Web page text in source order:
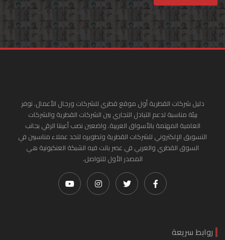
دليل شركات القطرية أول موقع قطري للشركات ورجال الأعمال. نوفر
بيئة مناسبة لدعم التبادل التجاري بين الشركات القطرية والشركات
العامية المهتمة بالأسواق العربية. واضعين نصب أعيننا الرقي بجانب
التسويق الإلكتروني للشركات القطرية وتطويره لتجد عملاء مناسبين في
السوق القطري والعربي في عصر باتت فيه الشبكة العنكبونية هي
المصدر الأول للتواصل.
روابط سريعة